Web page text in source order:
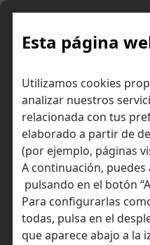
Esta página
Utilizamos cookies
analizar nuestros
relacionada con tus
elaborado a partir de
(por ejemplo, páginas
A continuación,
pulsando en el botón
Para configurarlas
todas, pulsa en el
que aparece abajo a la
Skip
El Blog
Bank